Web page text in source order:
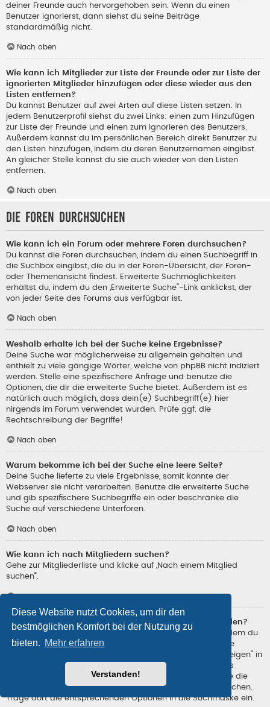
Diese Website nutzt Cookies, um dir den
bestmöglichen Komfort bei der Nutzung zu
bieten. Mehr erfahren
Verstanden!
deiner Freunde auch hervorgehoben sein. Wenn du einen
Benutzer ignorierst, dann siehst du seine Beiträge
standardmäßig nicht.
Nach oben
Wie kann ich Mitglieder zur Liste der Freunde oder zur Liste der
ignorierten Mitglieder hinzufügen oder diese wieder aus den
Listen entfernen?
Du kannst Benutzer auf zwei Arten auf diese Listen setzen: In
jedem Benutzerprofil siehst du zwei Links: einen zum Hinzufügen
zur Liste der Freunde und einen zum Ignorieren des Benutzers.
Außerdem kannst du im persönlichen Bereich direkt Benutzer zu
den Listen hinzufügen, indem du deren Benutzernamen eingibst.
An gleicher Stelle kannst du sie auch wieder von den Listen
entfernen.
Nach oben
Die Foren durchsuchen
Wie kann ich ein Forum oder mehrere Foren durchsuchen?
Du kannst die Foren durchsuchen, indem du einen Suchbegriff in
die Suchbox eingibst, die du in der Foren-Übersicht, der Foren-
oder Themenansicht findest. Erweiterte Suchmöglichkeiten
erhältst du, indem du den „Erweiterte Suche“-Link anklickst, der
von jeder Seite des Forums aus verfügbar ist.
Nach oben
Weshalb erhalte ich bei der Suche keine Ergebnisse?
Deine Suche war möglicherweise zu allgemein gehalten und
enthielt zu viele gängige Wörter, welche von phpBB nicht indiziert
werden. Stelle eine spezifischere Anfrage und benutze die
Optionen, die dir die erweiterte Suche bietet. Außerdem ist es
natürlich auch möglich, dass dein(e) Suchbegriff(e) hier
nirgends im Forum verwendet wurden. Prüfe ggf. die
Rechtschreibung der Begriffe!
Nach oben
Warum bekomme ich bei der Suche eine leere Seite?
Deine Suche lieferte zu viele Ergebnisse, somit konnte der
Webserver sie nicht verarbeiten. Benutze die erweiterte Suche
und gib spezifischere Suchbegriffe ein oder beschränke die
Suche auf verschiedene Unterforen.
Nach oben
Wie kann ich nach Mitgliedern suchen?
Gehe zur Mitgliederliste und klicke auf „Nach einem Mitglied
suchen“.
Wie kann ich meine eigenen Beiträge und Themen finden?
Deine eigenen Beiträge kannst du dir anzeigen lassen, indem du
„Eigene Beiträge“ im Schnellzugriff oben auf der Boardseite
auswählst. Alternativ kannst du auch „Deine Beiträge anzeigen“ in
deinem persönlichen Bereich oder „Beiträge des Benutzers
suchen“ auf deiner eigenen Profilseite verwenden. Benutze die
erweiterte Suche, um nach von dir erstellen Themen zu suchen.
Trage dort die entsprechenden Optionen in die Suchmaske ein.